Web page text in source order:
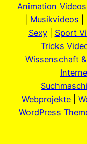
Animation Videos
Musikvideos
Sexy| Sport
Tricks
Wissenschaft
Webprojekte|
WordPress